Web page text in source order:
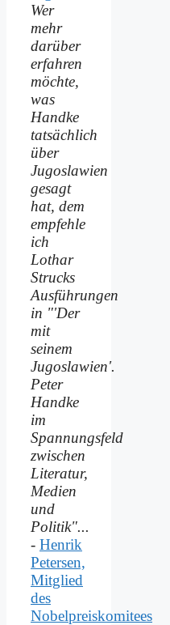
Wer
mehr
darüber
erfahren
möchte,
was
Handke
tatsächlich
über
Jugoslawien
gesagt
hat, dem
empfehle
ich
Lothar
Strucks
Ausführungen
in "'Der
mit
seinem
Jugoslawien'.
Peter
Handke
im
Spannungsfeld
zwischen
Literatur,
Medien
und
Politik"...
- Henrik
Petersen,
Mitglied
des
Nobelpreiskomitees